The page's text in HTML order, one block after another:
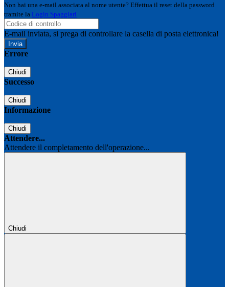
Non hai una e-mail associata al nome utente? Effettua il reset della password
tramite la Login Spaggiari
E-mail inviata, si prega di controllare la casella di posta elettronica!
Errore
Chiudi
Successo
Chiudi
Informazione
Chiudi
Attendere...
Attendere il completamento dell'operazione...
Chiudi